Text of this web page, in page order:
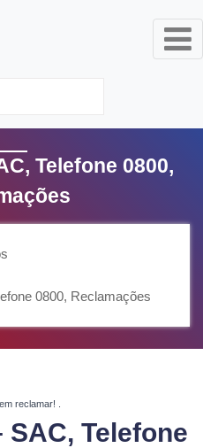
Telefone 0800,
0800, Reclamações
reclamar!
SAC, Telefone